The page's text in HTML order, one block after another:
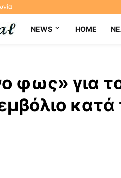
NEWS HOME
φως» για
κατά